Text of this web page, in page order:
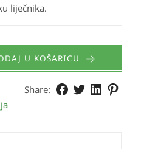
liječnika.
U KOŠARICU
Share: